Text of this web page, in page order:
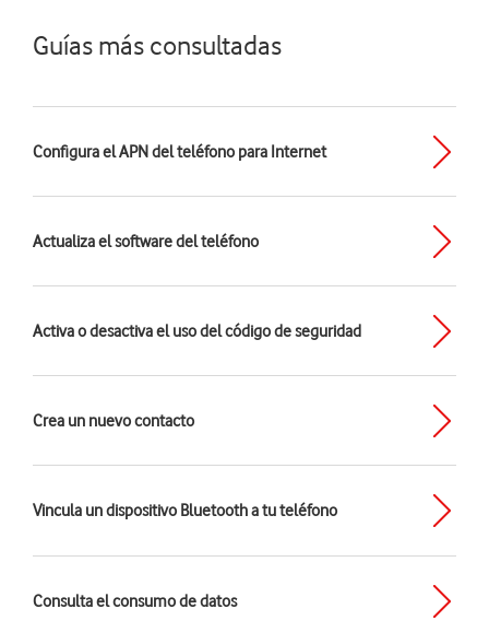
Guías más consultadas
Configura el APN del teléfono para Internet
Actualiza el software del teléfono
Activa o desactiva el uso del código de seguridad
Crea un nuevo contacto
Vincula un dispositivo Bluetooth a tu teléfono
Consulta el consumo de datos